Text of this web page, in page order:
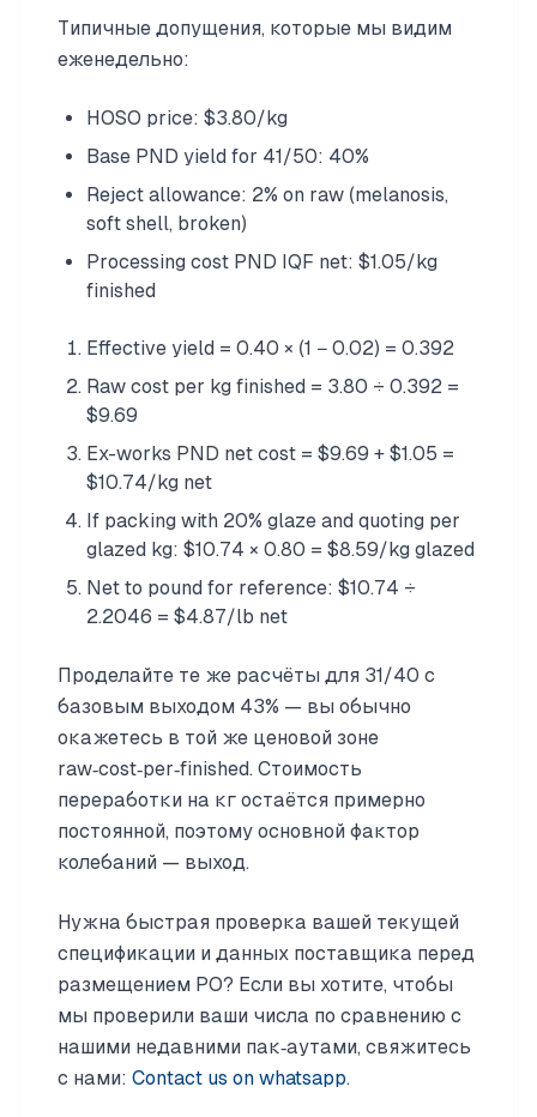
Типичные допущения, которые мы видим
еженедельно:
HOSO price: $3.80/kg
Base PND yield for 41/50: 40%
Reject allowance: 2% on raw (melanosis,
soft shell, broken)
Processing cost PND IQF net: $1.05/kg
finished
Effective yield = 0.40 × (1 − 0.02) = 0.392
Raw cost per kg finished = 3.80 ÷ 0.392 =
$9.69
Ex-works PND net cost = $9.69 + $1.05 =
$10.74/kg net
If packing with 20% glaze and quoting per
glazed kg: $10.74 × 0.80 = $8.59/kg glazed
Net to pound for reference: $10.74 ÷
2.2046 = $4.87/lb net
Проделайте те же расчёты для 31/40 с
базовым выходом 43% — вы обычно
окажетесь в той же ценовой зоне
raw‑cost‑per‑finished. Стоимость
переработки на кг остаётся примерно
постоянной, поэтому основной фактор
колебаний — выход.
Нужна быстрая проверка вашей текущей
спецификации и данных поставщика перед
размещением PO? Если вы хотите, чтобы
мы проверили ваши числа по сравнению с
нашими недавними пак‑аутами, свяжитесь
с нами: Contact us on whatsapp.